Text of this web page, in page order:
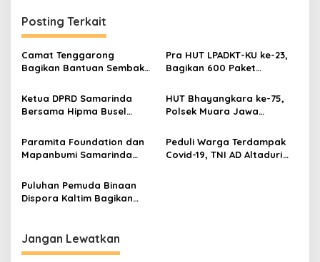
Posting Terkait
Camat Tenggarong
Bagikan Bantuan Sembako
Pra HUT LPADKT-KU ke-23,
Bagikan 600 Paket
Dayak
Ketua DPRD Samarinda
Bersama Hipma Busel
ke Warga Jalan
Lapandewa
HUT Bhayangkara ke-75,
Polsek Muara Jawa
Masyarakat
Paramita Foundation dan
Mapanbumi Samarinda
Sembako
Peduli Warga Terdampak
Covid-19, TNI AD Altaduri
Puluhan Pemuda Binaan
Dispora Kaltim Bagikan
Jangan Lewatkan